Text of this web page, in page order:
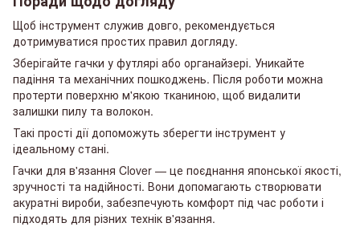
Щоб інструмент служив довго, рекомендується
дотримуватися простих правил догляду.
Зберігайте гачки у футлярі або органайзері. Уникайте
падіння та механічних пошкоджень. Після роботи можна
протерти поверхню м'якою тканиною, щоб видалити
залишки пилу та волокон.
Такі прості дії допоможуть зберегти інструмент у
ідеальному стані.
Гачки для в'язання Clover — це поєднання японської якості,
зручності та надійності. Вони допомагають створювати
акуратні вироби, забезпечують комфорт під час роботи і
підходять для різних технік в'язання.